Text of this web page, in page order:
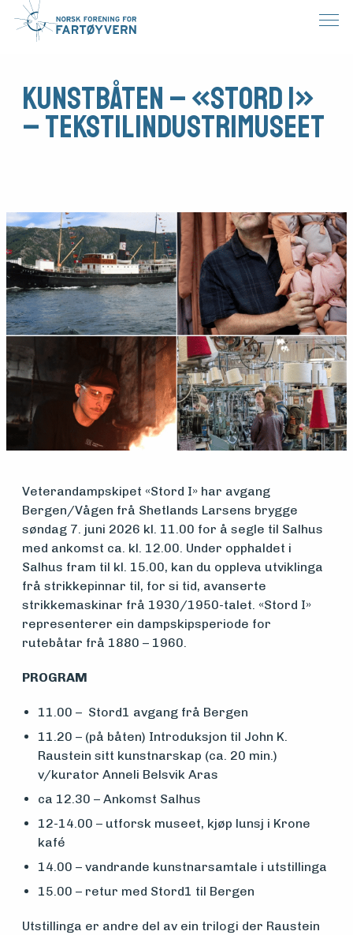
Søk
om
midler
Vern,
vedlikehold
og drift
foreningen
Aktuelt
Arrangementer
Kunstbåten – «Stord 1»
– Tekstilindustrimuseet
Veterandampskipet «Stord I» har avgang
Bergen/Vågen frå Shetlands Larsens brygge
søndag 7. juni 2026 kl. 11.00 for å segle til Salhus
med ankomst ca. kl. 12.00. Under opphaldet i
Salhus fram til kl. 15.00, kan du oppleva utviklinga
frå strikkepinnar til, for si tid, avanserte
strikkemaskinar frå 1930/1950-talet. «Stord I»
representerer ein dampskipsperiode for
rutebåtar frå 1880 – 1960.
PROGRAM
11.00 – Stord1 avgang frå Bergen
11.20 – (på båten) Introduksjon til John K.
Raustein sitt kunstnarskap (ca. 20 min.)
v/kurator Anneli Belsvik Aras
ca 12.30 – Ankomst Salhus
12-14.00 – utforsk museet, kjøp lunsj i Krone
kafé
14.00 – vandrande kunstnarsamtale i utstillinga
15.00 – retur med Stord1 til Bergen
Utstillinga er andre del av ein trilogi der Raustein